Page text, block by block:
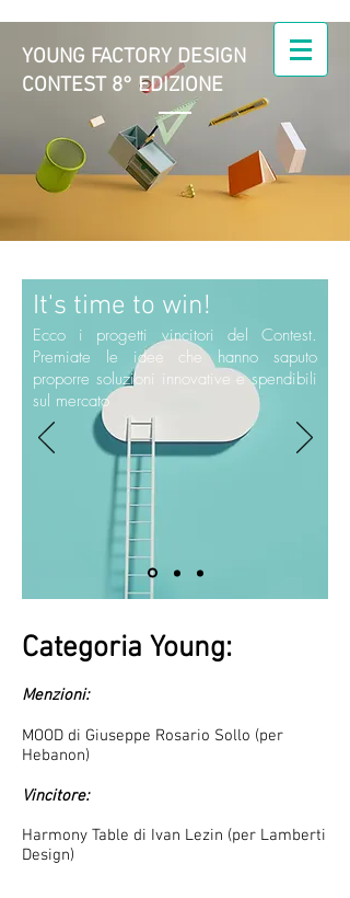
Young Factory Design |
il Design nell'azienda
YOUNG FACTORY DESIGN
CONTEST 8° EDIZIONE
It's time to win!
Ecco i progetti vincitori del Contest.
Premiate le idee che hanno saputo
proporre soluzioni innovative e spendibili
sul mercato
Categoria Young:
Menzioni:
MOOD di Giuseppe Rosario Sollo (per
Hebanon)
Vincitore:
Harmony Table di Ivan Lezin (per Lamberti
Design)